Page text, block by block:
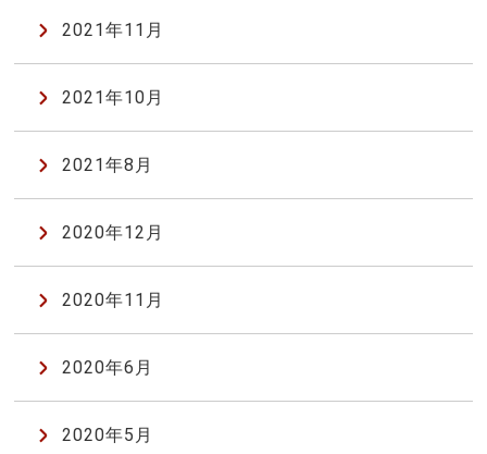
2021年11月
2021年10月
2021年8月
2020年12月
2020年11月
2020年6月
2020年5月